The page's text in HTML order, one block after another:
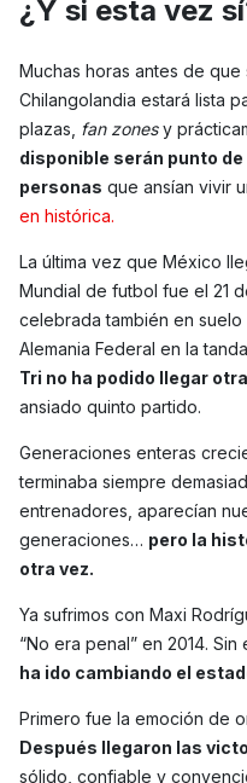
¿Y si esta vez
Muchas horas antes de
Chilangolandia estará lista
plazas,
fan zonesy
disponible serán punto
personas que ansían vivir
en histórica.
La última vez que México
Mundial de futbol fue el 21
celebrada también en suelo
Alemania Federal en la
Tri no ha podido llegar
ansiado quinto partido.
Generaciones enteras
terminaba siempre
entrenadores, aparecían
generaciones… pero la
otra vez.
Ya sufrimos con Maxi
“No era penal” en 2014.
ha ido cambiando el
Primero fue la emoción de
Después llegaron las
sólido, confiable y